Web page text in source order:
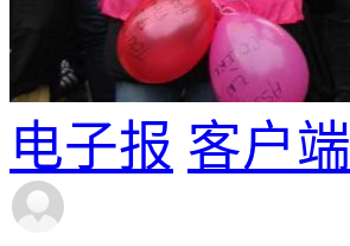
电子报 客户端